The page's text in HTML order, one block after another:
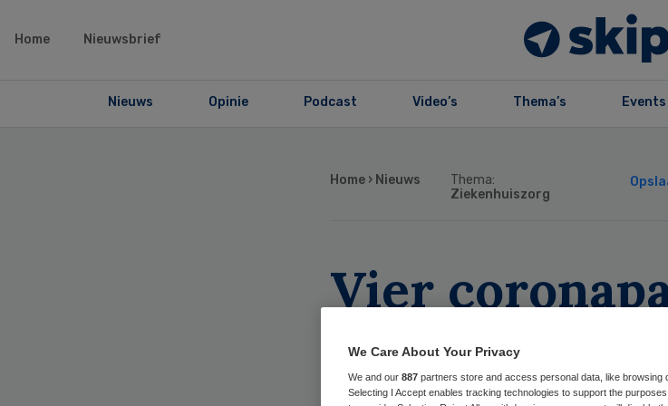
Home Nieuwsbrief
Nieuws Opinie Podcast Video’s Thema’s Events
Home › Nieuws
Thema:
Ziekenhuiszorg
Vier
meer op ic,
reden tot
We Care About Your Privacy
We and our 887 partners store and access personal data, like browsing
Selecting I Accept enables tracking technologies to support the